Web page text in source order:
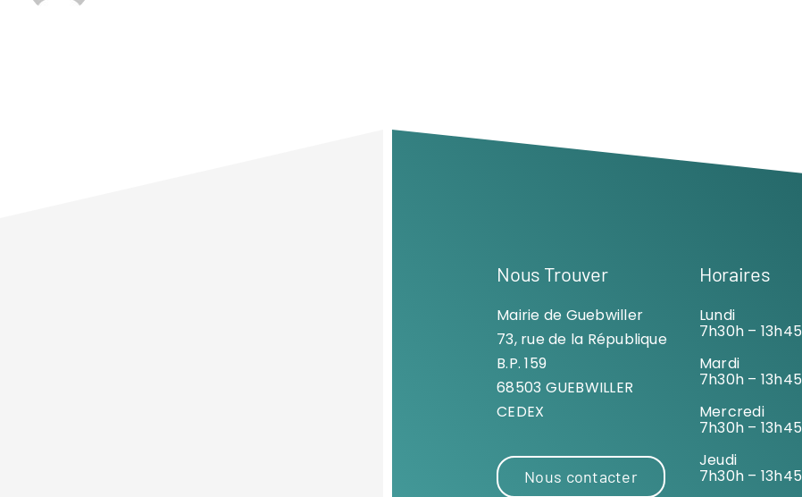
Nous Trouver
Mairie de Guebwiller
73, rue de la République
B.P. 159
68503 GUEBWILLER
CEDEX
Nous contacter
Horaires
Lundi
7h30h – 13h45
Mardi
7h30h – 13h45
Mercredi
7h30h – 13h45
Jeudi
7h30h – 13h45